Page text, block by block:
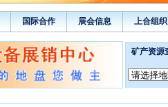
国际合作 展会信息 上合组织